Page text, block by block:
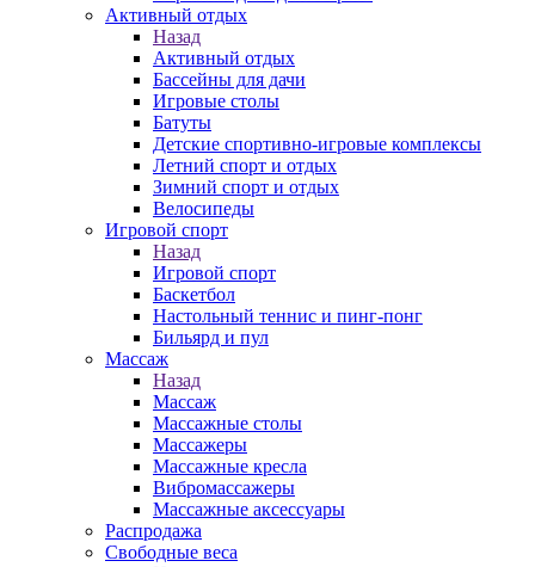
Активный отдых
Назад
Активный отдых
Бассейны для дачи
Игровые столы
Батуты
Детские спортивно-игровые комплексы
Летний спорт и отдых
Зимний спорт и отдых
Велосипеды
Игровой спорт
Назад
Игровой спорт
Баскетбол
Настольный теннис и пинг-понг
Бильярд и пул
Массаж
Назад
Массаж
Массажные столы
Массажеры
Массажные кресла
Вибромассажеры
Массажные аксессуары
Распродажа
Свободные веса